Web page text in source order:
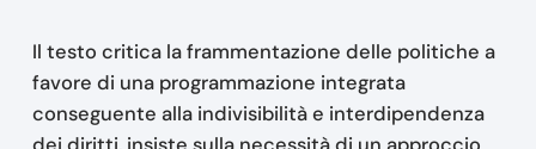
Il testo critica la frammentazione delle politiche a
favore di una programmazione integrata
conseguente alla indivisibilità e interdipendenza